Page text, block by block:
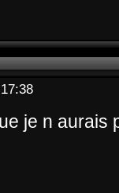
je n aurais